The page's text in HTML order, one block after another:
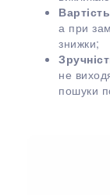
Вартість
а при
знижки;
не
пошуки